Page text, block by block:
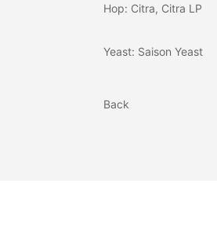
Hop: Citra, Citra LP
Yeast: Saison Yeast
Back